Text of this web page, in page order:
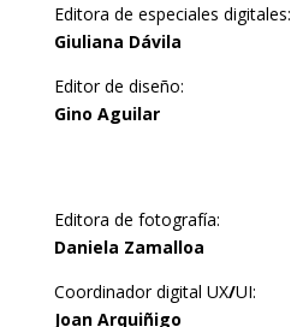
Editora de especiales digitales:
Giuliana Dávila
Editor de diseño:
Gino Aguilar
Editora de fotografía:
Daniela Zamalloa
Coordinador digital UX/UI:
Joan Arquiñigo